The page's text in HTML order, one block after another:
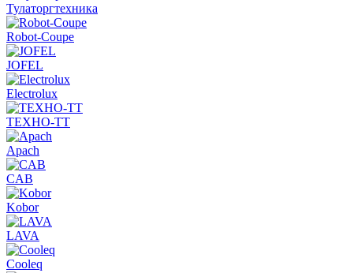
Тулаторгтехника
Robot-Coupe
JOFEL
Electrolux
ТЕХНО-ТТ
Apach
CAB
Kobor
LAVA
Cooleq